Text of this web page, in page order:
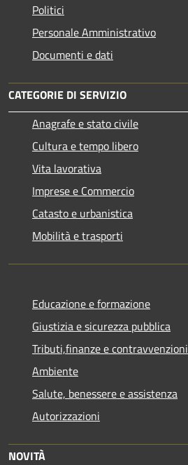
Politici
Personale Amministrativo
Documenti e dati
CATEGORIE DI SERVIZIO
Anagrafe e stato civile
Cultura e tempo libero
Vita lavorativa
Imprese e Commercio
Catasto e urbanistica
Mobilità e trasporti
Educazione e formazione
Giustizia e sicurezza pubblica
Tributi,finanze e contravvenzioni
Ambiente
Salute, benessere e assistenza
Autorizzazioni
NOVITÀ